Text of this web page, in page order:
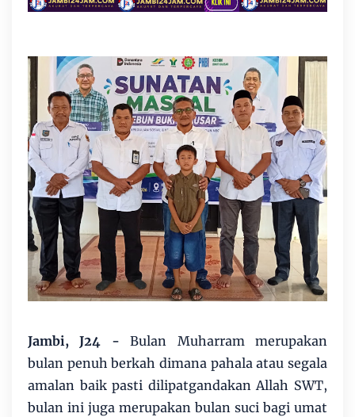
Jambi, J24 -Bulan Muharram merupakan
bulan penuh berkah dimana pahala atau segala
amalan baik pasti dilipatgandakan Allah SWT,
bulan ini juga merupakan bulan suci bagi umat